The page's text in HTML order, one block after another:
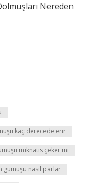
Nereden
kaç derecede erir
mıknatıs çeker mi
gümüşü nasıl parlar